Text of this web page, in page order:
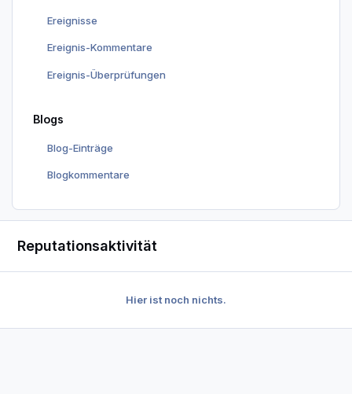
Ereignisse
Ereignis-Kommentare
Ereignis-Überprüfungen
Blogs
Blog-Einträge
Blogkommentare
Reputationsaktivität
Hier ist noch nichts.